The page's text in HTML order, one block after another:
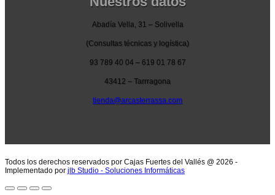
Abadía Vella, 31 – Solivella
(Consultas técnicas y logística)
93 789 40 04 – 619 01 78 67
43412 – Tarrragona
tienda@arcasterrassa.com
Todos los derechos reservados por Cajas Fuertes del Vallés @ 2026 -
Implementado por jlb Studio - Soluciones Informáticas